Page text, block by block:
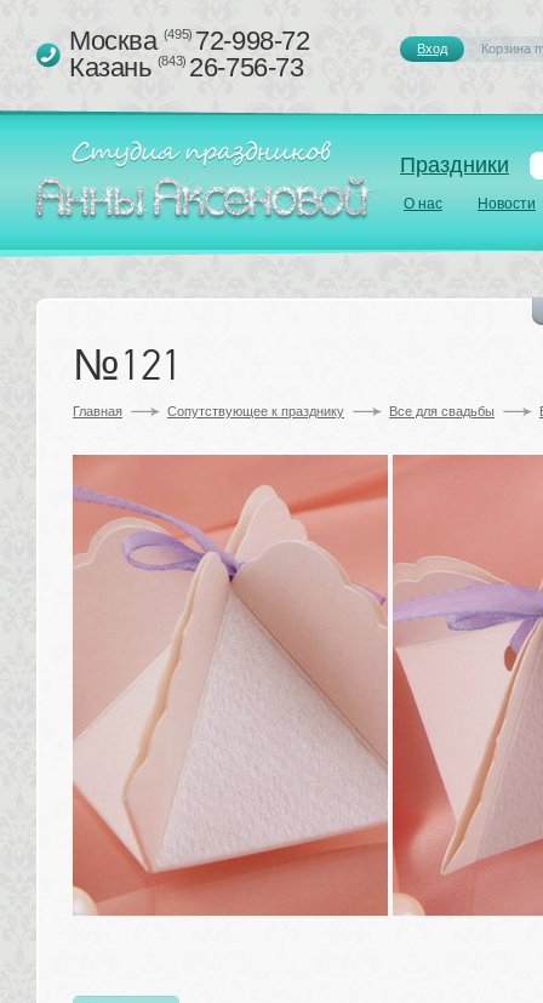
Праздники
О нас Новости
Москва (495)72-998-72
Казань (843)26-756-73
Вход Корзина
№121
Главная Сопутствующее к празднику Все для свадьбы